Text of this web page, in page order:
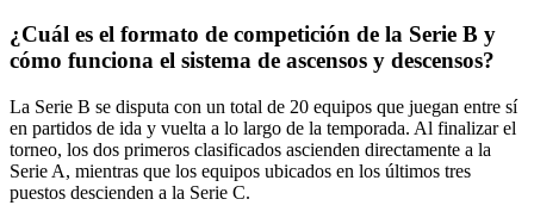
¿Cuál es el formato de competición de la Serie B y
cómo funciona el sistema de ascensos y descensos?
La Serie B se disputa con un total de 20 equipos que juegan entre sí
en partidos de ida y vuelta a lo largo de la temporada. Al finalizar el
torneo, los dos primeros clasificados ascienden directamente a la
Serie A, mientras que los equipos ubicados en los últimos tres
puestos descienden a la Serie C.